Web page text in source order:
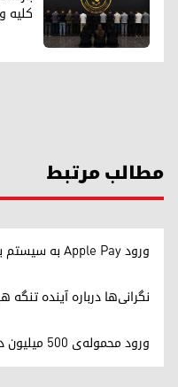
کلیه
مطالب مرتبط
ورود Apple Pay به سیستم بانکی اقلیم کوردستان و عراق
نگرانی‌ها درباره آینده
ورود محموله‌ی ۵۰۰ میلیون دلاری به عراق